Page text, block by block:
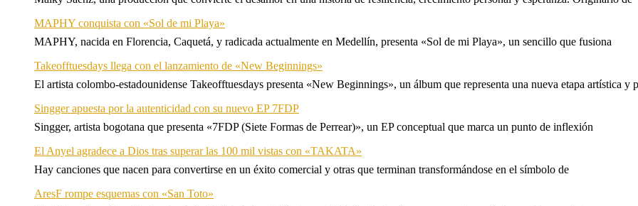
MAPHY conquista con «Sol de mi Playa»
MAPHY, nacida en Florencia, Caquetá, y radicada actualmente en Medellín, presenta «Sol de mi Playa», un sencillo que fusiona
Takeofftuesdays llega con el lanzamiento de «New Beginnings»
El artista colombo-estadounidense Takeofftuesdays presenta «New Beginnings», un álbum que representa una nueva etapa artística y
Singger apuesta por la autenticidad con su nuevo EP 7FDP
Singger, artista bogotana que presenta «7FDP (Siete Formas de Perrear)», un EP conceptual que marca un punto de inflexión
El Anyel agradece a Dios tras superar las 100 mil vistas con «TAKATA»
Hay canciones que nacen para convertirse en un éxito comercial y otras que terminan transformándose en el símbolo de
AresF rompe esquemas con «San Toto»